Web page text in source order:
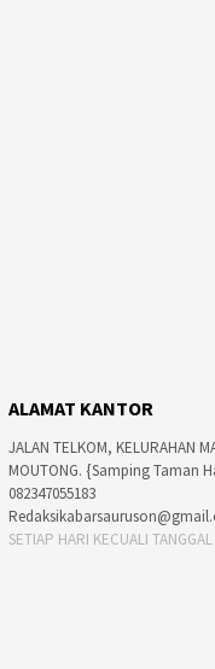
ALAMAT KANTOR
JALAN TELKOM, KELURAHAN
MOUTONG. {Samping Taman
082347055183
SETIAP HARI KECUALI